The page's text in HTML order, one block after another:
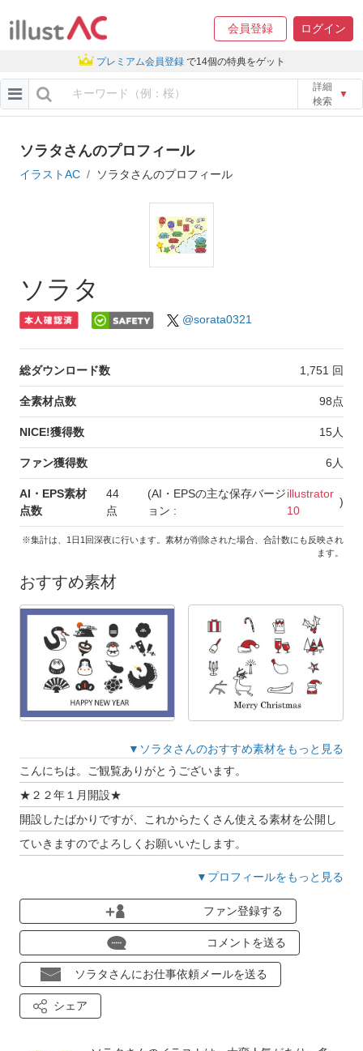
会員登録 ログイン
プレミアム会員登録 で14個の特典をゲット
詳細
検索
▼
ソラタさんのプロフィール
イラストAC ソラタさんのプロフィール
ソラタ
@sorata0321
総ダウンロード数 1,751 回
全素材点数 98点
NICE!獲得数 15人
ファン獲得数 6 人
AI・EPS素材
点数
44
点
(AI・EPSの主な保存バージ
ョン :
illustrator
10
)
※集計は、1日1回深夜に行います。素材が削除された場合、合計数にも反映され
ます。
おすすめ素材
▼ソラタさんのおすすめ素材をもっと見る
こんにちは。ご観覧ありがとうございます。
★２２年１月開設★
開設したばかりですが、これからたくさん使える素材を公開し
ていきますのでよろしくお願いいたします。
いいね、ファン登録していたくとうれしいです。
▼プロフィールをもっと見る
ファン登録する
コメントを送る
ソラタさんにお仕事依頼メールを送る
シェア